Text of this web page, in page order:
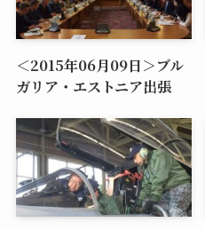
＜2015年06月09日＞ブル
ガリア・エストニア出張